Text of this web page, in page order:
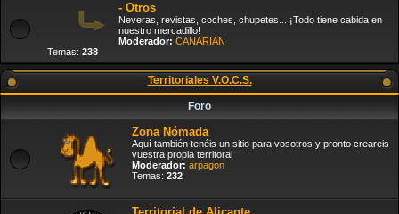
- Otros
Neveras, revistas, coches, chupetes... ¡Todo tiene cabida en
nuestro mercadillo!
Moderador: CANARIAN
Temas: 238
Territoriales V.O.C.S.
Foro
Zona Nómada
Aquí también tenéis un sitio para vosotros y pronto creareis
vuestra propia territoral
Moderador: arpagon
Temas: 232